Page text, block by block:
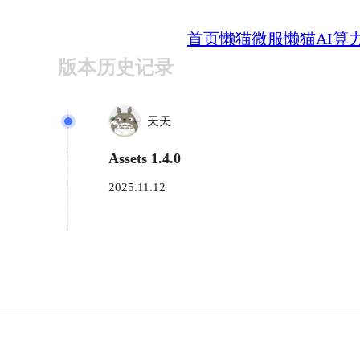
首页懒猫微服懒猫AI算
版本历史记录
天天
Assets 1.4.0
2025.11.12